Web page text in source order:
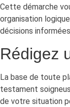
Cette démarche
organisation
décisions
Rédigez
La base de toute
testament
de votre situation